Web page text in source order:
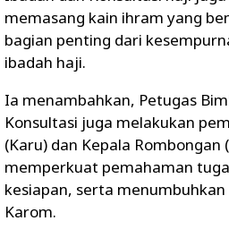
memasang kain ihram yang
bagian penting dari
ibadah haji.
Ia menambahkan, Petugas
Konsultasi juga melakukan
(Karu) dan Kepala
memperkuat pemahaman
kesiapan, serta
Karom.